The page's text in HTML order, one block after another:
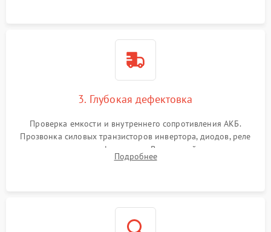
3. Глубокая дефектовка
Проверка емкости и внутреннего сопротивления АКБ.
Прозвонка силовых транзисторов инвертора, диодов, реле
переключения и трансформатора. Визуальный поиск вздутых
конденсаторов и прогаров на печатной плате.
Подробнее